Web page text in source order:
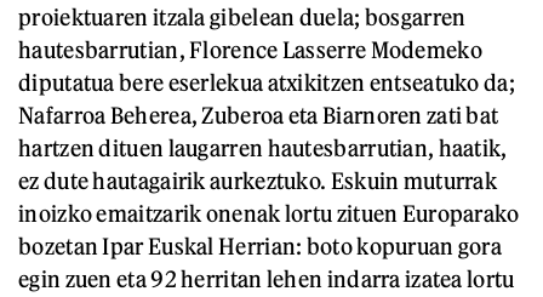
proiektuaren itzala gibelean duela; bosgarren
hautesbarrutian, Florence Lasserre Modemeko
diputatua bere eserlekua atxikitzen entseatuko da;
Nafarroa Beherea, Zuberoa eta Biarnoren zati bat
hartzen dituen laugarren hautesbarrutian, haatik,
ez dute hautagairik aurkeztuko. Eskuin muturrak
inoizko emaitzarik onenak lortu zituen Europarako
bozetan Ipar Euskal Herrian: boto kopuruan gora
egin zuen eta 92 herritan lehen indarra izatea lortu